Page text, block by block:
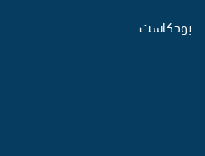
بودكاست